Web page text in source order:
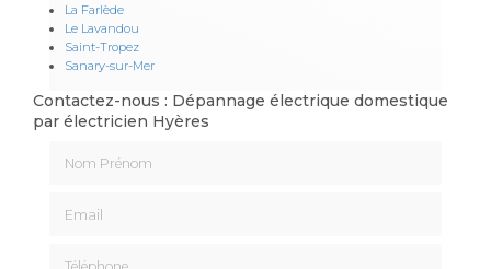
La Farlède
Le Lavandou
Saint-Tropez
Sanary-sur-Mer
Contactez-nous : Dépannage électrique domestique
par électricien Hyères